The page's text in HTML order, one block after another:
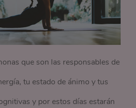
que son las responsables de
tu estado de ánimo y tus
y por estos días estarán